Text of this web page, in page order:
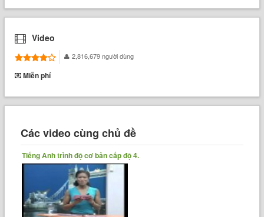
Video
2,816,679 người dùng
Miễn phí
Các video cùng chủ đề
Tiếng Anh trình độ cơ bản cấp độ 4.